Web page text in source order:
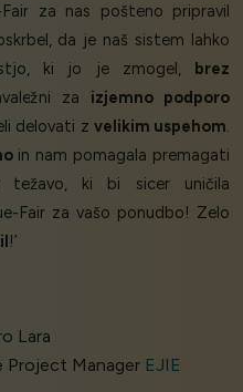
za nas pošteno pripravil
da je naš sistem lahko
ki jo je zmogel,
brez
za izjemno podporo
delovati z velikim uspehom.
in nam pomagala premagati
težavo, ki bi sicer uničila
Fair za vašo ponudbo! Zelo
!’
Lara
Project Manager EJIE